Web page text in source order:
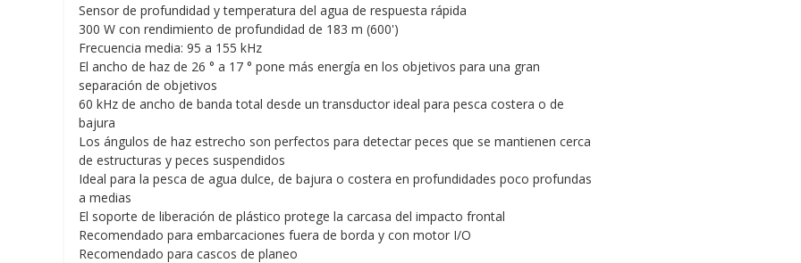
Sensor de profundidad y temperatura del agua de respuesta rápida
300 W con rendimiento de profundidad de 183 m (600')
Frecuencia media: 95 a 155 kHz
El ancho de haz de 26 ° a 17 ° pone más energía en los objetivos para una gran
separación de objetivos
60 kHz de ancho de banda total desde un transductor ideal para pesca costera o de
bajura
Los ángulos de haz estrecho son perfectos para detectar peces que se mantienen cerca
de estructuras y peces suspendidos
Ideal para la pesca de agua dulce, de bajura o costera en profundidades poco profundas
a medias
El soporte de liberación de plástico protege la carcasa del impacto frontal
Recomendado para embarcaciones fuera de borda y con motor I/O
Recomendado para cascos de planeo